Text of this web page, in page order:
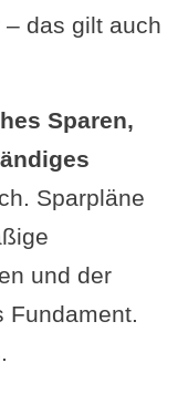
das gilt auch
Sparen,
Sparpläne
und der
Fundament.